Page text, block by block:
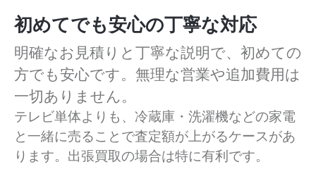
初めてでも安心の丁寧な対応
明確なお見積りと丁寧な説明で、初めての
方でも安心です。無理な営業や追加費用は
一切ありません。
テレビ単体よりも、冷蔵庫・洗濯機などの家電
と一緒に売ることで査定額が上がるケースがあ
ります。出張買取の場合は特に有利です。